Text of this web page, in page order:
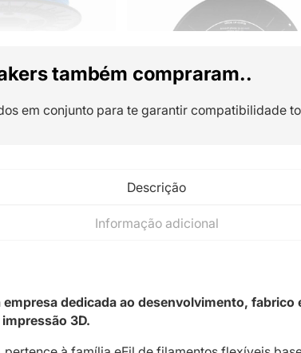
também compraram..
em conjunto para te garantir compatibilidade
Descrição
Informação adicional
empresa dedicada ao desenvolvimento, fabrico
3D.